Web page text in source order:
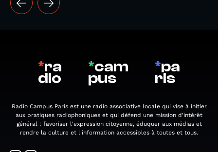
*ra
dio
*cam
pus
*pa
ris
Radio Campus Paris est une radio associative locale qui vise à initier
aux pratiques radiophoniques et qui défend une mission d'intérêt
général : favoriser l'expression citoyenne, éduquer aux médias et
rendre la culture et l'information accessibles à toutes et tous.